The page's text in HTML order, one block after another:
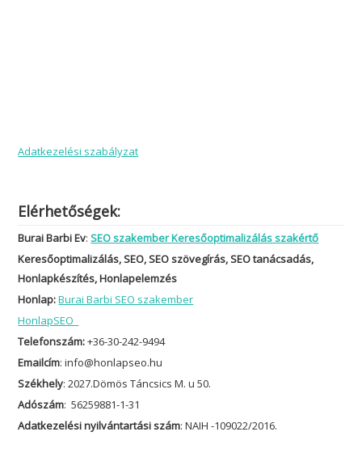
Adószám: 56259881-1-31
© Burai Barbi – Minden jog fenntartva.
Burai Barbi SEO szakember, Keresőoptimalizálás, SEO, SEO
szövegírás, SEO tanácsadás, Honlapkészítés, Honlapelemzés
·Tervezte:
Burai Barbi – HonlapSEO